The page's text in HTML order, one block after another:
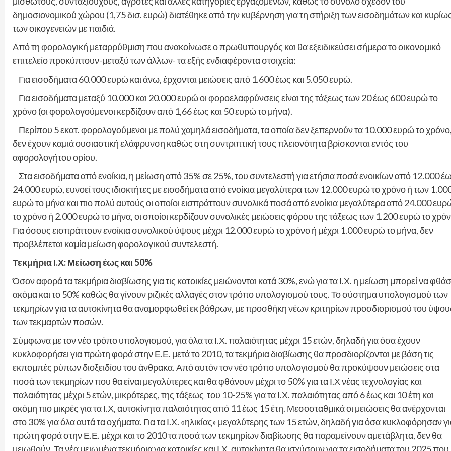
δημοσιονομικού χώρου (1,75 δισ. ευρώ) διατέθηκε από την κυβέρνηση για τη στήριξη των εισοδημάτων και
των οικογενειών με παιδιά.
Από τη φορολογική μεταρρύθμιση που ανακοίνωσε ο πρωθυπουργός και θα εξειδικεύσει σήμερα το οικονομικό
επιτελείο προκύπτουν-μεταξύ των άλλων- τα εξής ενδιαφέροντα στοιχεία:
Για εισοδήματα 60.000 ευρώ και άνω, έρχονται μειώσεις από 1.600 έως και 5.050 ευρώ.
Για εισοδήματα μεταξύ 10.000 και 20.000 ευρώ οι φοροελαφρύνσεις είναι της τάξεως των 20 έως 600 ευρώ το
χρόνο (οι φορολογούμενοι κερδίζουν από 1,66 έως και 50 ευρώ το μήνα).
Περίπου 5 εκατ. φορολογούμενοι με πολύ χαμηλά εισοδήματα, τα οποία δεν ξεπερνούν τα 10.000 ευρώ το χρόνο,
δεν έχουν καμιά ουσιαστική ελάφρυνση καθώς στη συντριπτική τους πλειονότητα βρίσκονται εντός του
αφορολογήτου ορίου.
Στα εισοδήματα από ενοίκια, η μείωση από 35% σε 25%, του συντελεστή για ετήσια ποσά ενοικίων από 12.000
24.000 ευρώ, ευνοεί τους ιδιοκτήτες με εισοδήματα από ενοίκια μεγαλύτερα των 12.000 ευρώ το χρόνο ή των
ευρώ το μήνα και πιο πολύ αυτούς οι οποίοι εισπράττουν συνολικά ποσά από ενοίκια μεγαλύτερα από 24.000
το χρόνο ή 2.000 ευρώ το μήνα, οι οποίοι κερδίζουν συνολικές μειώσεις φόρου της τάξεως των 1.200 ευρώ το
Για όσους εισπράττουν ενοίκια συνολικού ύψους μέχρι 12.000 ευρώ το χρόνο ή μέχρι 1.000 ευρώ το μήνα, δεν
προβλέπεται καμία μείωση φορολογικού συντελεστή.
Τεκμήρια Ι.Χ: Μείωση έως και 50%
Όσον αφορά τα τεκμήρια διαβίωσης για τις κατοικίες μειώνονται κατά 30%, ενώ για τα Ι.Χ. η μείωση μπορεί να
ακόμα και το 50% καθώς θα γίνουν ριζικές αλλαγές στον τρόπο υπολογισμού τους. Το σύστημα υπολογισμού των
τεκμηρίων για τα αυτοκίνητα θα αναμορφωθεί εκ βάθρων, με προσθήκη νέων κριτηρίων προσδιορισμού του
των τεκμαρτών ποσών.
Σύμφωνα με τον νέο τρόπο υπολογισμού, για όλα τα Ι.Χ. παλαιότητας μέχρι 15 ετών, δηλαδή για όσα έχουν
κυκλοφορήσει για πρώτη φορά στην Ε.Ε. μετά το 2010, τα τεκμήρια διαβίωσης θα προσδιορίζονται με βάση τις
εκπομπές ρύπων διοξειδίου του άνθρακα. Από αυτόν τον νέο τρόπο υπολογισμού θα προκύψουν μειώσεις στα
ποσά των τεκμηρίων που θα είναι μεγαλύτερες και θα φθάνουν μέχρι το 50% για τα Ι.Χ νέας τεχνολογίας και
παλαιότητας μέχρι 5 ετών, μικρότερες, της τάξεως του 10-25% για τα Ι.Χ. παλαιότητας από 6 έως και 10 έτη και
ακόμη πιο μικρές για τα Ι.Χ, αυτοκίνητα παλαιότητας από 11 έως 15 έτη. Μεσοσταθμικά οι μειώσεις θα ανέρχονται
στο 30% για όλα αυτά τα οχήματα. Για τα Ι.Χ. «ηλικίας» μεγαλύτερης των 15 ετών, δηλαδή για όσα κυκλοφόρησαν
πρώτη φορά στην Ε.Ε. μέχρι και το 2010 τα ποσά των τεκμηρίων διαβίωσης θα παραμείνουν αμετάβλητα, δεν θα